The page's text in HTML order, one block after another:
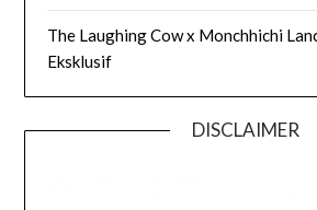
The Laughing Cow x Monchhichi
Eksklusif
DISCLAIMER